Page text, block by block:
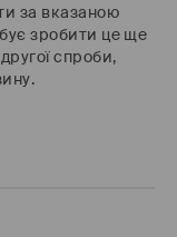
за вказаною
зробити це ще
спроби,